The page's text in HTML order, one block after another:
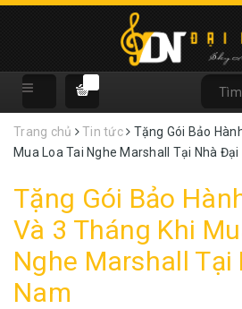
Trang chủ Tin tức
Tặng Gói Bảo
Mua Loa Tai Nghe Marshall Tại Nhà Đại
Tặng Gói Bảo
Và 3 Tháng Khi
Nghe Marshall Tại
Nam